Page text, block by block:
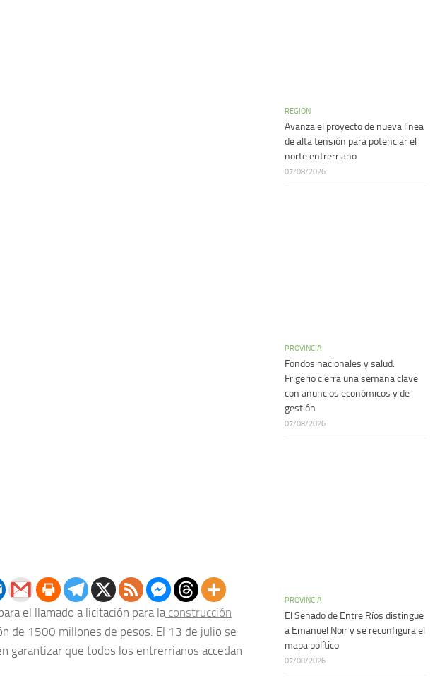
el llamado a licitación para laconstrucción
de 1500 millones de pesos. El 13 de julio se
garantizar que todos los entrerrianos accedan
REGIÓN
Avanza el proyecto de nueva línea
de alta tensión para potenciar el
norte entrerriano
07/08/2026
PROVINCIA
Fondos nacionales y salud:
Frigerio cierra una semana clave
con anuncios económicos y de
gestión
07/08/2026
PROVINCIA
El Senado de Entre Ríos distingue
a Emanuel Noir y se reconfigura el
mapa político
07/08/2026